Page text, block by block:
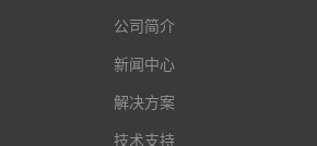
公司简介
新闻中心
解决方案
技术支持